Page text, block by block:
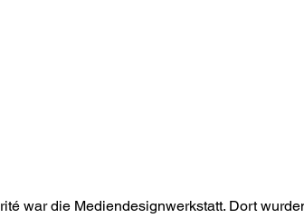
war die Mediendesignwerkstatt. Dort